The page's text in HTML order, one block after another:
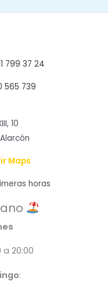
799 37 24
565 739
10
Maps
horas
a 20:00
: